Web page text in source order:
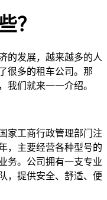
？
的发展，越来越多的人
很多的租车公司。那
我们就来一一介绍。
家工商行政管理部门注
，主要经营各种型号的
务。公司拥有一支专业
，提供安全、舒适、便